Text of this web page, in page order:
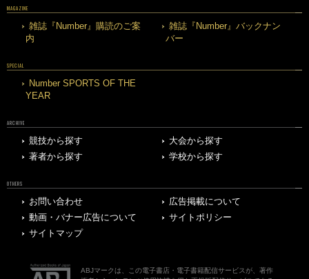
MAGAZINE
雑誌『Number』購読のご案
内
雑誌『Number』バックナン
バー
SPECIAL
Number SPORTS OF THE
YEAR
ARCHIVE
競技から探す
大会から探す
著者から探す
学校から探す
OTHERS
お問い合わせ
広告掲載について
動画・バナー広告について
サイトポリシー
サイトマップ
ABJマークは、この電子書店・電子書籍配信サービスが、著作